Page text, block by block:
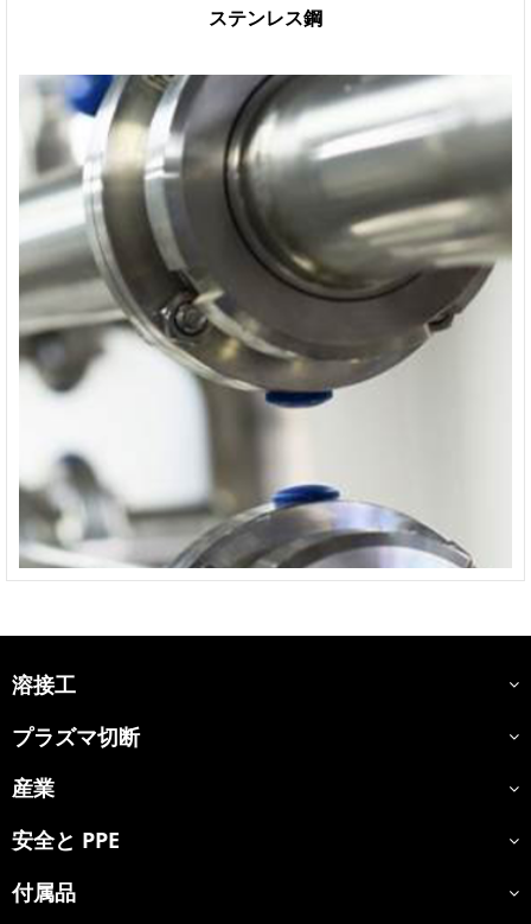
ステンレス鋼
溶接工
プラズマ切断
産業
安全と PPE
付属品